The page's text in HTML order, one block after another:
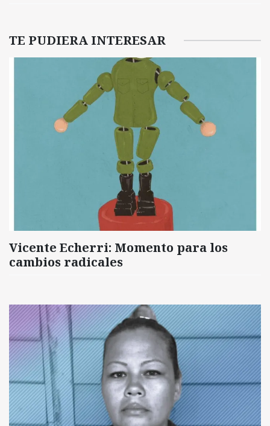
TE PUDIERA INTERESAR
Vicente Echerri: Momento para los
cambios radicales